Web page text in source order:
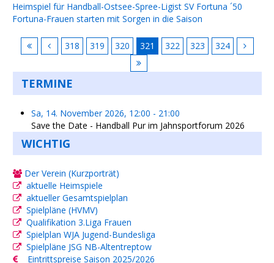
Heimspiel für Handball-Ostsee-Spree-Ligist SV Fortuna ´50
Fortuna-Frauen starten mit Sorgen in die Saison
318 319 320 321 322 323 324
TERMINE
Sa, 14. November 2026, 12:00 - 21:00
Save the Date - Handball Pur im Jahnsportforum 2026
WICHTIG
Der Verein (Kurzporträt)
aktuelle Heimspiele
aktueller Gesamtspielplan
Spielpläne (HVMV)
Qualifikation 3.Liga Frauen
Spielplan WJA Jugend-Bundesliga
Spielpläne JSG NB-Altentreptow
Eintrittspreise Saison 2025/2026